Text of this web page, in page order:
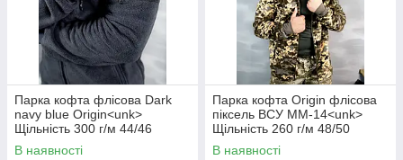
Парка кофта флісова Dark
navy blue Origin<unk>
Щільність 300 г/м 44/46
В наявності
Парка кофта Origin флісова
піксель ВСУ ММ-14<unk>
Щільність 260 г/м 48/50
В наявності